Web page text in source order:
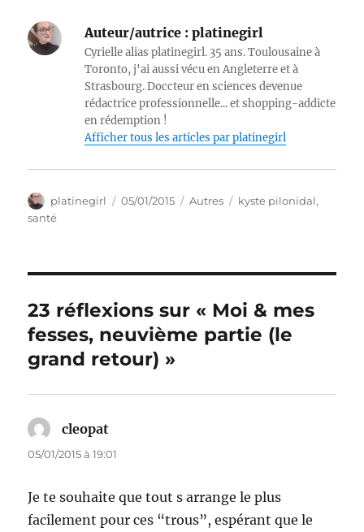
Auteur/autrice : platinegirl
Cyrielle alias platinegirl. 35 ans. Toulousaine à
Toronto, j'ai aussi vécu en Angleterre et à
Strasbourg. Doccteur en sciences devenue
rédactrice professionnelle... et shopping-addicte
en rédemption !
Afficher tous les articles par platinegirl
Auteur
platinegirl
Publié
05/01/2015 Catégories
Autres Étiquettes
kyste pilonidal,
santé
23 réflexions sur « Moi & mes
fesses, neuvième partie (le
grand retour) »
cleopat
05/01/2015 à 19:01
Je te souhaite que tout s arrange le plus
facilement pour ces “trous”, espérant que le